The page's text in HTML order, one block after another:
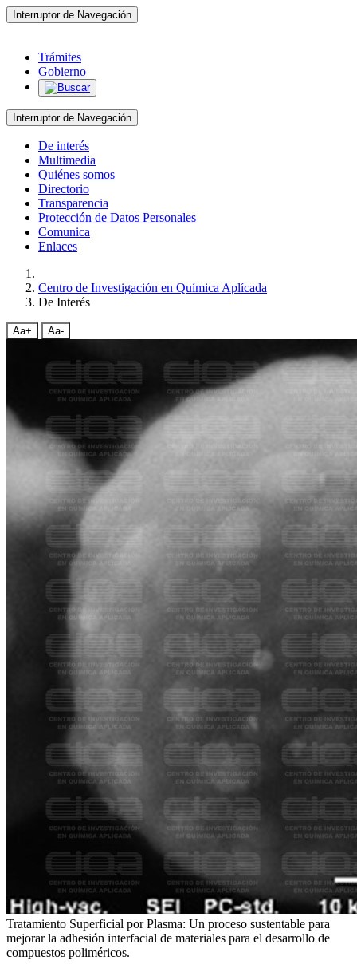
Interruptor de Navegación
Trámites
Gobierno
Interruptor de Navegación
De interés
Multimedia
Quiénes somos
Directorio
Transparencia
Protección de Datos Personales
Comunica
Enlaces
Centro de Investigación en Química Aplícada
De Interés
Aa+ Aa-
Tratamiento Superficial por Plasma: Un proceso sustentable para
mejorar la adhesión interfacial de materiales para el desarrollo de
compuestos poliméricos.